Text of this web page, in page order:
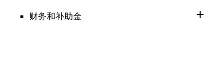
财务和补助金